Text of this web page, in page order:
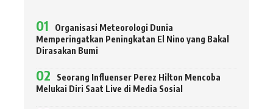
Organisasi Meteorologi Dunia
Memperingatkan Peningkatan El Nino yang Bakal
Dirasakan Bumi
Seorang Influenser Perez Hilton Mencoba
Melukai Diri Saat Live di Media Sosial